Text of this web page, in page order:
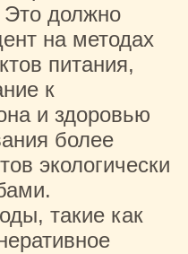
Это должно
на методах
питания,
к
и здоровью
более
экологически
такие как